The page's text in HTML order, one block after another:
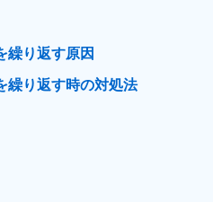
繰り返す原因
繰り返す時の対処法